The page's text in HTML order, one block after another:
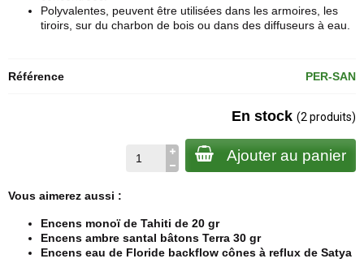
Polyvalentes, peuvent être utilisées dans les armoires, les
tiroirs, sur du charbon de bois ou dans des diffuseurs à eau.
Référence PER-SAN
En stock (2 produits)
Ajouter au panier
Vous aimerez aussi :
Encens monoï de Tahiti de 20 gr
Encens ambre santal bâtons Terra 30 gr
Encens eau de Floride backflow cônes à reflux de Satya